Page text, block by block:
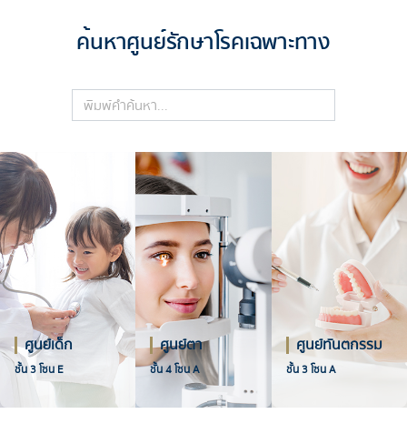
ค้นหาศูนย์รักษาโรคเฉพาะทาง
ศูนย์เด็ก
ชั้น 3 โซน E
ศูนย์ตา
ชั้น 4 โซน A
ศูนย์ทันตกรรม
ชั้น 3 โซน A